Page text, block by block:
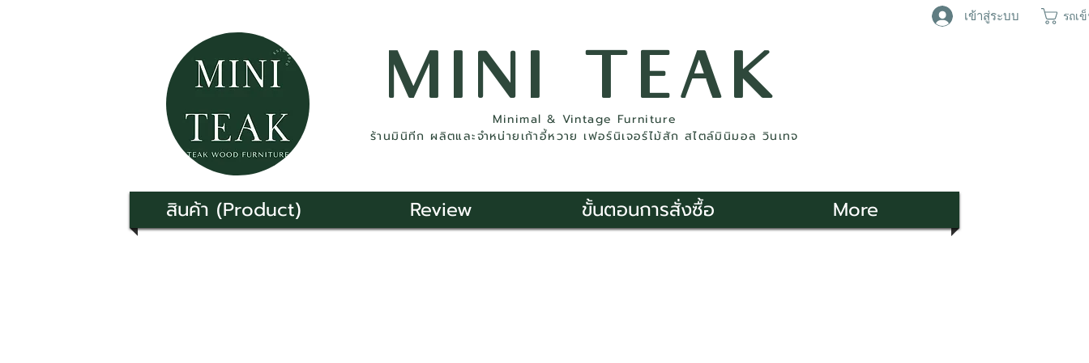
เข้าสู่ระบบ รถเ
MINI TEAK
Minimal & Vintage Furniture
ร้านมินิทีก ผลิตและจำหน่ายเก้าอี้หวาย เฟอร์นิเจอร์ไม้สัก สไตล์มินิมอล วินเทจ
สินค้า (Product) Review ขั้นตอนการสั่งซื้อ More